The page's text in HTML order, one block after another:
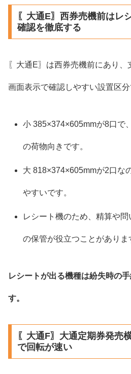
〖大通E〗西券売機前はレ
確認を徹底する
〖大通E〗は西券売機前にあり
画面表示で確認しやすい設置区分
小 385×374×605mmが8口で
の荷物向きです。
大 818×374×605mmが2口な
やすいです。
レシート機のため、精算や問
の保管が役立つことがありま
レシートが出る機種は紛失時の
す。
〖大通F〗大通定期券発売
で回転が速い